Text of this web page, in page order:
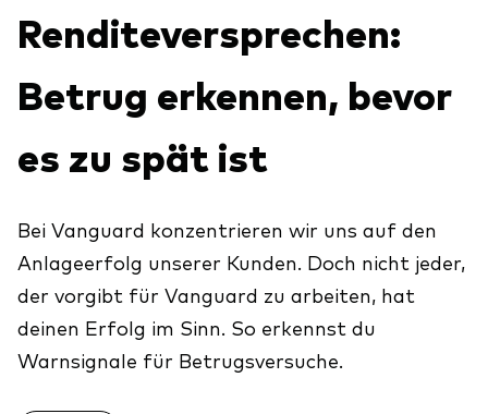
Im Fokus
Länder-ETFs
Unsere Anlageprinzipien
Renditeversprechen:
Betrug erkennen, bevor
es zu spät ist
Bei Vanguard konzentrieren wir uns auf den
Anlageerfolg unserer Kunden. Doch nicht jeder,
der vorgibt für Vanguard zu arbeiten, hat
deinen Erfolg im Sinn. So erkennst du
Warnsignale für Betrugsversuche.